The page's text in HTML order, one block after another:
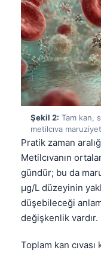
Şekil 2: Tam kan,
metilcıva
Pratik zaman
Metilcıvanın
gündür; bu da
µg/L düzeyinin
düşebileceği
değişkenlik vardır.
Toplam kan